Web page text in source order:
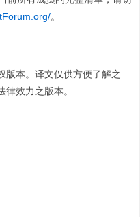
。
版本。译文仅供方便了解之
效力之版本。